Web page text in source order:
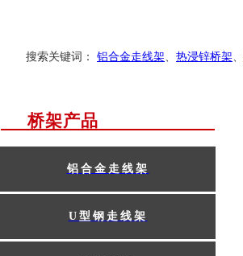
搜索关键词： 铝合金走线架、 热浸锌桥架、
铝合金走线架
桥架产品
U型钢走线架​